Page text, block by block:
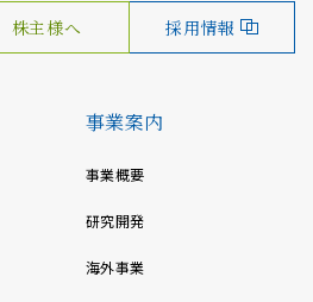
株主様へ 採用情報
事業案内
事業概要
研究開発
海外事業